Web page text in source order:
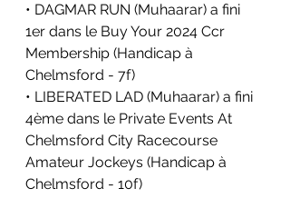
• DAGMAR RUN (Muhaarar) a fini
1er dans le Buy Your 2024 Ccr
Membership (Handicap à
Chelmsford - 7f)
• LIBERATED LAD (Muhaarar) a fini
4ème dans le Private Events At
Chelmsford City Racecourse
Amateur Jockeys (Handicap à
Chelmsford - 10f)